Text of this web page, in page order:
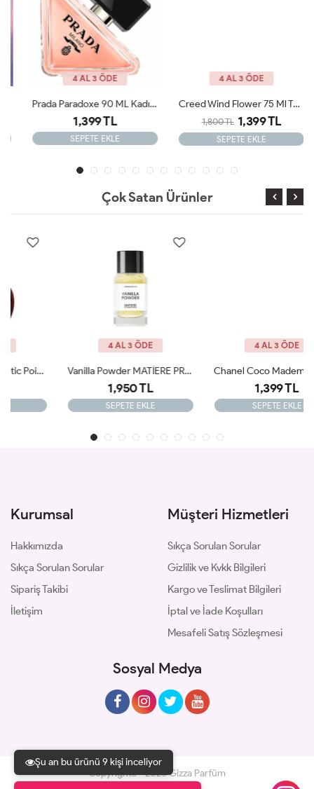
Şu an bu ürünü 9 kişi inceliyor
4 AL 3 ÖDE
Prada Paradoxe 90 ML Kadın Tester Parfüm
1,399 TL
SEPETE EKLE
4 AL 3 ÖDE
Creed Wind Flower 75 Ml Tester Kadın Parfümü
1,800 TL 1,399 TL
SEPETE EKLE
Çok Satan Ürünler
Vanilla Powder MATİERE PREMİERE 100ml Tester
SEPETE EKLE
Chanel Coco Mademoiselle İntense 100ml Bayan Tester Parfüm
SEPETE EKLE
Kurumsal
Hakkımızda
Sıkça Sorulan Sorular
Sipariş Takibi
İletişim
Müşteri Hizmetleri
Sıkça Sorulan Sorular
Gizlilik ve Kvkk Bilgileri
Kargo ve Teslimat Bilgileri
İptal ve İade Koşulları
Mesafeli Satış Sözleşmesi
Sosyal Medya
Copyrights © 2026 Gizza Parfüm